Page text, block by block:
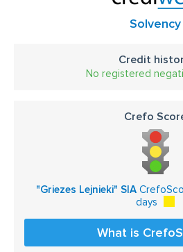
Solvency
Credit
No registered
Crefo
"Griezes Lejnieki" SIA
days
What is